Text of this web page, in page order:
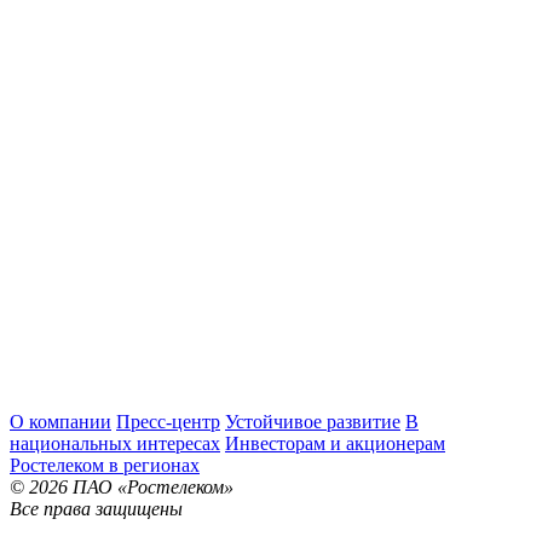
О компании Пресс-центр Устойчивое развитие В
национальных интересах Инвесторам и акционерам
Ростелеком в регионах
© 2026 ПАО «Ростелеком»
Все права защищены